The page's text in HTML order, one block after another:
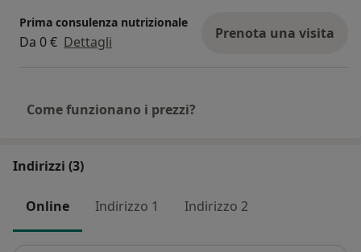
Prima consulenza nutrizionale
Da 0 € Dettagli Prenota una visita
Come funzionano i prezzi?
Indirizzi (3)
Online Indirizzo 1 Indirizzo 2